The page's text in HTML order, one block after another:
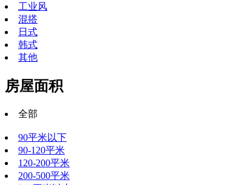
工业风
混搭
日式
韩式
其他
房屋面积
全部
90平米以下
90-120平米
120-200平米
200-500平米